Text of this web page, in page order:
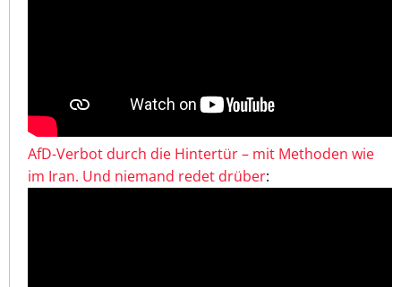
AfD-Verbot durch die Hintertür – mit Methoden wie
im Iran. Und niemand redet drüber: